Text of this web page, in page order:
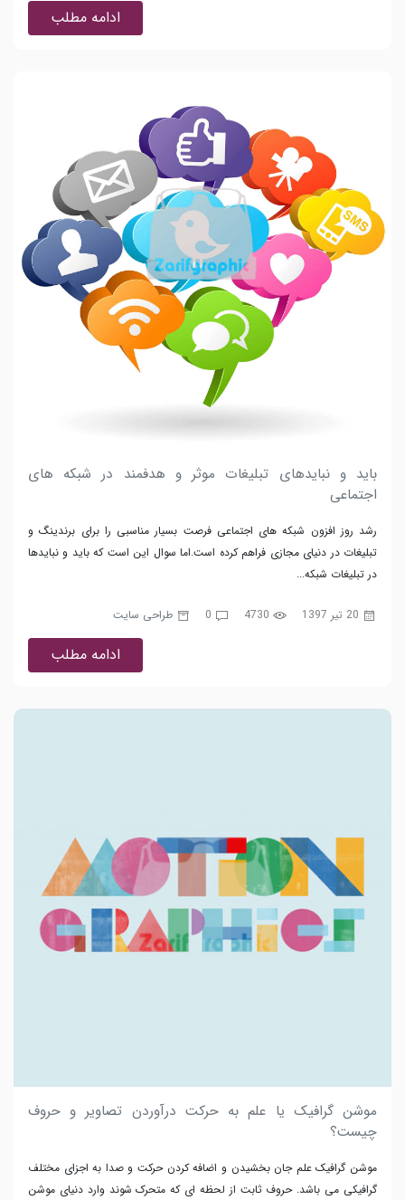
ادامه مطلب
باید و نبایدهای تبلیغات موثر و هدفمند در شبکه های
اجتماعی
رشد روز افزون شبکه های اجتماعی فرصت بسیار مناسبی را برای برندینگ و
تبلیغات در دنیای مجازی فراهم کرده است.اما سوال این است که باید و نبایدها
در تبلیغات شبکه...
20 تیر 1397 4730
0 طراحی سایت
ادامه مطلب
موشن گرافیک یا علم به حرکت درآوردن تصاویر و حروف
چیست؟
موشن گرافیک علم جان بخشیدن و اضافه کردن حرکت و صدا به اجزای مختلف
گرافیکی می باشد. حروف ثابت از لحظه ای که متحرک شوند وارد دنیای موشن